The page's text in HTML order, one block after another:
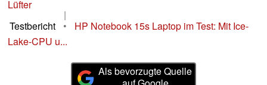
Lüfter
|
Testbericht
•
HP Notebook 15s Laptop im Test: Mit Ice-
Lake-CPU u...
Als bevorzugte Quelle